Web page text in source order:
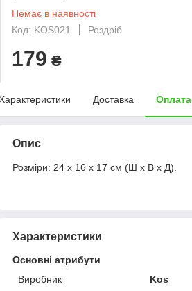
Немає в наявності
Код: KOS021
Роздріб
179 ₴
Доставка Оплата
Опис
Розміри: 24 x 16 x 17 см (Ш x В x Д).
Характеристики
Основні атрибути
Виробник
Kos